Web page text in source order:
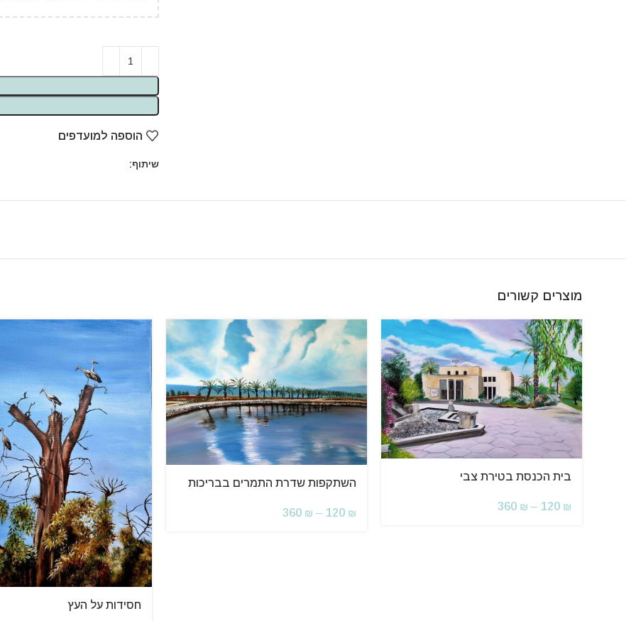
הוספה למועדפים
שיתוף:
מוצרים קשורים
בית הכנסת בטירת צבי
120 ₪
–
360 ₪
השתקפות שדרת התמרים בבריכות
120 ₪
–
360 ₪
חסידות על העץ